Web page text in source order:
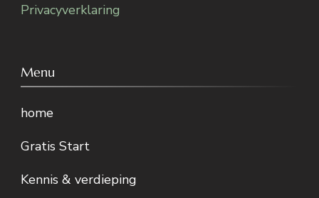
Privacyverklaring
Menu
home
Gratis Start
Kennis & verdieping